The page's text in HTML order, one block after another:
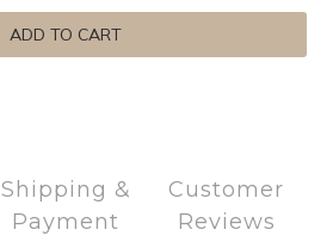
ADD TO CART
Shipping &
Payment
Customer
Reviews